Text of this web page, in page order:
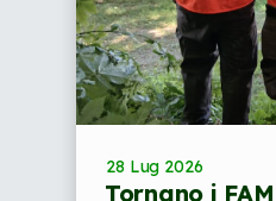
28 Lug 2026
Tornano i FAM